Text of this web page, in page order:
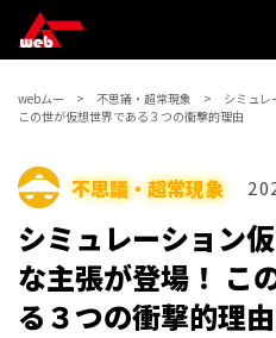
webムー 不思議・超常現象
シミュレ
この世が仮想世界である３つの衝撃的理由
不思議・超常現象
シミュレーション
な主張が登場！ こ
る３つの衝撃的理由